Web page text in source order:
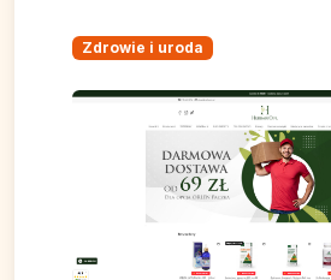
Zdrowie i uroda